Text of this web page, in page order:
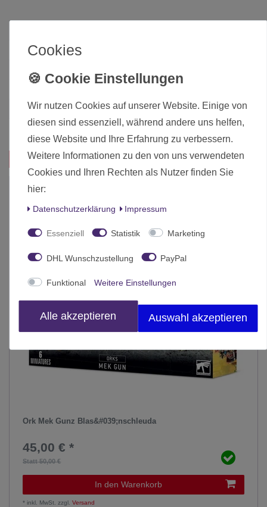
Art.-ID
Altersfreigabe
Games Workshop
Herstellungsland United Kingdom
Inhalt 1 Stück
Das passt zu diesem Produkt:
-10%
Ork Mek Gunz Blas&#039;nschleuda
Statt 50,00 €
45,00 € *
In den Warenkorb
*inkl. MwSt. zzgl.Versand
Cookies
Wir nutzen Cookies auf unserer Website. Einige von
diesen sind essenziell, während andere uns helfen,
diese Website und Ihre Erfahrung zu verbessern.
Weitere Informationen zu den von uns verwendeten
Cookies und Ihren Rechten als Nutzer finden Sie
hier:
Daten­schutz­erklärung Impressum
Essenziell Statistik Marketing
DHL Wunschzustellung PayPal
Funktional Weitere Einstellungen
Alle akzeptieren Auswahl akzeptieren